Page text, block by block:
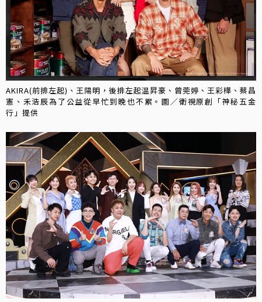
AKIRA(前排左起)、王陽明，後排左起温昇豪、曾莞婷、王彩樺、蔡昌
憲、禾浩辰為了公益從早忙到晚也不累。圖／衛視原創「神秘五金
行」提供